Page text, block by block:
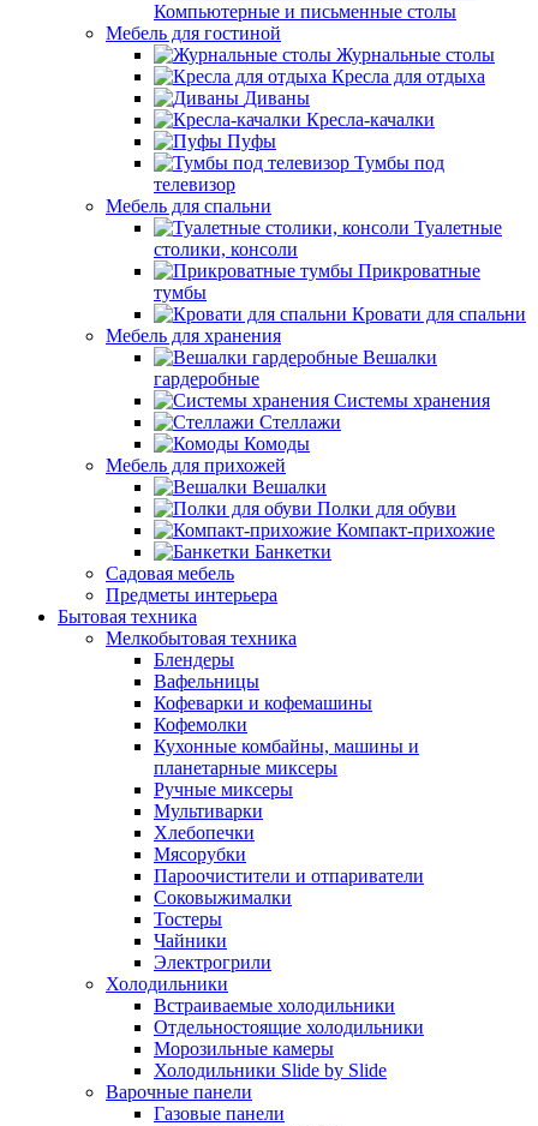
Компьютерные и письменные столы
Мебель для гостиной
Журнальные столы
Кресла для отдыха
Диваны
Кресла-качалки
Пуфы
Тумбы под
телевизор
Мебель для спальни
Туалетные
столики, консоли
Прикроватные
тумбы
Кровати для спальни
Мебель для хранения
Вешалки
гардеробные
Системы хранения
Стеллажи
Комоды
Мебель для прихожей
Вешалки
Полки для обуви
Компакт-прихожие
Банкетки
Садовая мебель
Предметы интерьера
Бытовая техника
Мелкобытовая техника
Блендеры
Вафельницы
Кофеварки и кофемашины
Кофемолки
Кухонные комбайны, машины и
планетарные миксеры
Ручные миксеры
Мультиварки
Хлебопечки
Мясорубки
Пароочистители и отпариватели
Соковыжималки
Тостеры
Чайники
Электрогрили
Холодильники
Встраиваемые холодильники
Отдельностоящие холодильники
Морозильные камеры
Холодильники Slide by Slide
Варочные панели
Газовые панели